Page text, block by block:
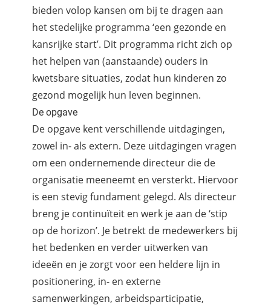
bieden volop kansen om bij te dragen aan
het stedelijke programma ‘een gezonde en
kansrijke start’. Dit programma richt zich op
het helpen van (aanstaande) ouders in
kwetsbare situaties, zodat hun kinderen zo
gezond mogelijk hun leven beginnen.
De opgave
De opgave kent verschillende uitdagingen,
zowel in- als extern. Deze uitdagingen vragen
om een ondernemende directeur die de
organisatie meeneemt en versterkt. Hiervoor
is een stevig fundament gelegd. Als directeur
breng je continuïteit en werk je aan de ‘stip
op de horizon’. Je betrekt de medewerkers bij
het bedenken en verder uitwerken van
ideeën en je zorgt voor een heldere lijn in
positionering, in- en externe
samenwerkingen, arbeidsparticipatie,